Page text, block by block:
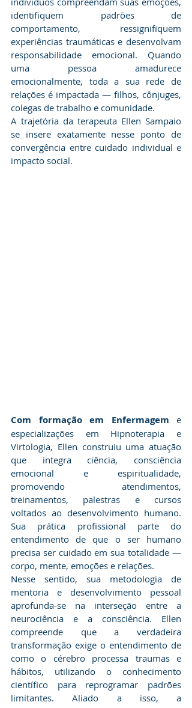
identifiquem padrões de
comportamento, ressignifiquem
experiências traumáticas e desenvolvam
responsabilidade emocional. Quando
uma pessoa amadurece
emocionalmente, toda a sua rede de
relações é impactada — filhos, cônjuges,
colegas de trabalho e comunidade.
​A trajetória da terapeuta Ellen Sampaio
se insere exatamente nesse ponto de
convergência entre cuidado individual e
impacto social.
Com formação em Enfermagem e
especializações em Hipnoterapia e
Virtologia, Ellen construiu uma atuação
que integra ciência, consciência
emocional e espiritualidade,
promovendo atendimentos,
treinamentos, palestras e cursos
voltados ao desenvolvimento humano.
Sua prática profissional parte do
entendimento de que o ser humano
precisa ser cuidado em sua totalidade —
corpo, mente, emoções e relações.
​Nesse sentido, sua metodologia de
mentoria e desenvolvimento pessoal
aprofunda-se na interseção entre a
neurociência e a consciência. Ellen
compreende que a verdadeira
transformação exige o entendimento de
como o cérebro processa traumas e
hábitos, utilizando o conhecimento
científico para reprogramar padrões
limitantes. Aliado a isso, a